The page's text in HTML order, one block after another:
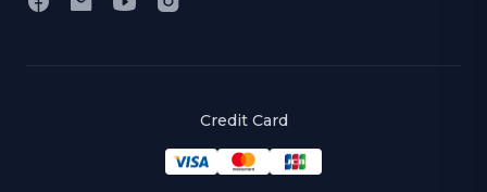
Credit Card